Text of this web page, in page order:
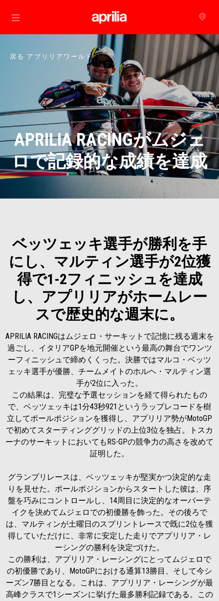
メインコンテンツへ
戻る アプリリアワールド
APRILIA RACINGがムジェ
ロで記録的な成績を達成
ベッツェッキ選手が勝利を手
にし、マルティン選手が2位獲
得で1-2フィニッシュを達成
し、アプリリアがホームレー
スで歴史的な週末に。
APRILIA RACINGはムジェロ・サーキットで記憶に残る週末を
過ごし、イタリアGPを地元開催という最高の舞台でワンツ
ーフィニッシュで締めくくった。決勝ではマルコ・ベッツ
ェッキ選手が優勝、チームメイトのホルヘ・マルティン選
手が2位に入った。
この結果は、完璧な予選セッションを経て得られたもの
で、ベッツェッキは1分43秒921というラップレコードを樹
立してポールポジションを獲得し、アプリリア勢がMotoGP
で初めてスターティンググリッドの上位3位を独占。トスカ
ーナのサーキットにおいてもRS-GPの競争力の高さを改めて
証明した。
グランプリレースは、ベッツェッキが堅実かつ決定的な走
りを見せた。ポールポジションからスタートした彼は、序
盤を巧みにコントロールし、14周目に決定的なオーバーテ
イクを決めてムジェロでの初優勝を飾った。その後ろで
は、マルティンが土曜日のスプリントレースで既に2位を獲
得していただけに、非常に安定した走りでアプリリア・レ
ーシングの勝利を決定づけた。
この勝利は、アプリリア・レーシングにとってムジェロで
の初優勝であり、MotoGPにおける通算13勝目、そして今シ
ーズン7勝目となる。これは、アプリリア・レーシングが最
高峰クラスで1シーズンに挙げた最多勝利記録である。この